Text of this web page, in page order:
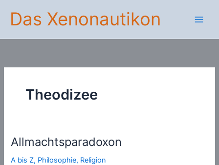
Inhalt
springen
Das Xenonautikon
Theodizee
Allmachtsparadoxon
A bis Z, Philosophie, Religion